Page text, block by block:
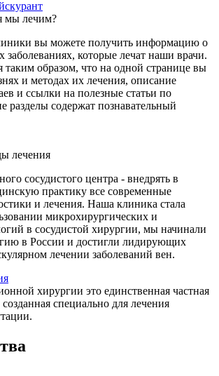
мы лечим?
вы можете получить информацию о
заболеваниях, которые лечат наши врачи.
таким образом, что на одной странице вы
и методах их лечения, описание
и ссылки на полезные статьи по
разделы содержат познавательный
лечения
сосудистого центра - внедрять в
практику все современные
и лечения. Наша клиника стала
микрохирургических и
в сосудистой хирургии, мы начинали
в России и достигли лидирующих
лечении заболеваний вен.
хирургии это единственная частная
специально для лечения